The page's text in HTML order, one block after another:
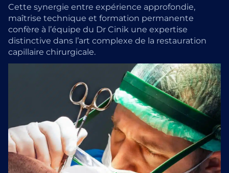
Cette synergie entre expérience approfondie,
maîtrise technique et formation permanente
confère à l’équipe du Dr Cinik une expertise
distinctive dans l’art complexe de la restauration
capillaire chirurgicale.